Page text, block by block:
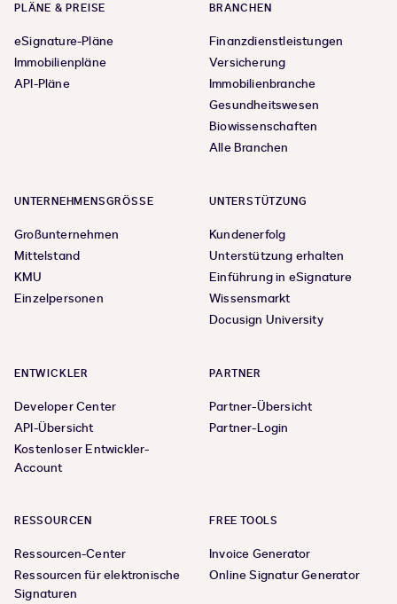
PLÄNE & PREISE
eSignature-Pläne
Immobilienpläne
API-Pläne
BRANCHEN
Finanzdienstleistungen
Versicherung
Immobilienbranche
Gesundheitswesen
Biowissenschaften
Alle Branchen
UNTERNEHMENSGRÖSSE
Großunternehmen
Mittelstand
KMU
Einzelpersonen
UNTERSTÜTZUNG
Kundenerfolg
Unterstützung erhalten
Einführung in eSignature
Wissensmarkt
Docusign University
ENTWICKLER
Developer Center
API-Übersicht
Kostenloser Entwickler-
Account
PARTNER
Partner-Übersicht
Partner-Login
RESSOURCEN
Ressourcen-Center
Ressourcen für elektronische
Signaturen
FREE TOOLS
Invoice Generator
Online Signatur Generator